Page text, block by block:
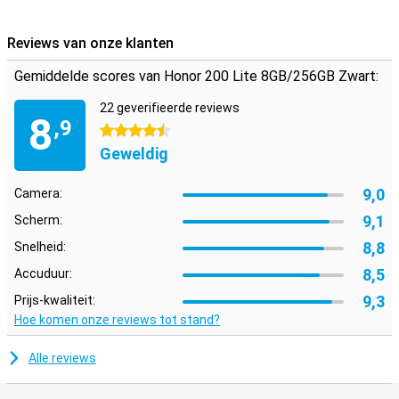
Reviews van onze klanten
Gemiddelde scores van Honor 200 Lite 8GB/256GB Zwart:
8,9
22 geverifieerde reviews
4.5 sterren
Geweldig
Camera: 9,0
Scherm: 9,1
Snelheid: 8,8
Accuduur: 8,5
Prijs-kwaliteit: 9,3
Hoe komen onze reviews tot stand?
Alle reviews